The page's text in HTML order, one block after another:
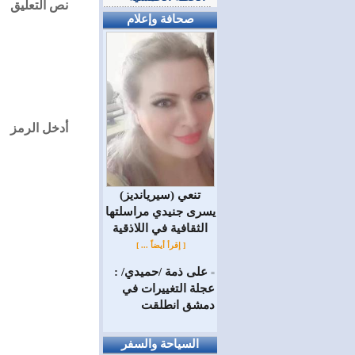
نص التعليق
أدخل الرمز
صحافة وإعلام
(سيريانديز) تنعي
يسرى جنيدي مراسلتها
الثقافية في اللاذقية
[ إقرأ أيضاً ... ]
= على ذمة /حميدي/ :
عجلة التغييرات في
دمشق انطلقت
السياحة والسفر